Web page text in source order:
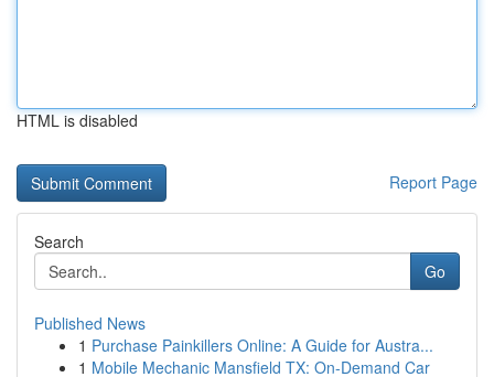
HTML is disabled
Report Page
Search
Go
Published News
1 Purchase Painkillers Online: A Guide for Austra...
1 Mobile Mechanic Mansfield TX: On-Demand Car